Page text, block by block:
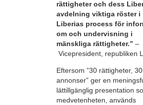
rättigheter och dess
avdelning viktiga röster i
Liberias process för
om och undervisning i
mänskliga rättigheter.” –
Vicepresident, republiken
Eftersom ”30 rättigheter, 30
annonser” ger en
lättillgänglig presentation
medvetenheten, används